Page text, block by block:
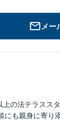
メー
の法テラスス
にも親身に寄り